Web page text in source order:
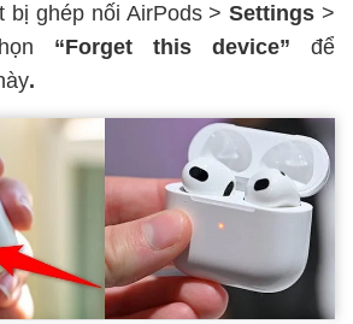
bị ghép nối AirPods >Settings >
“Forget this device” để
.